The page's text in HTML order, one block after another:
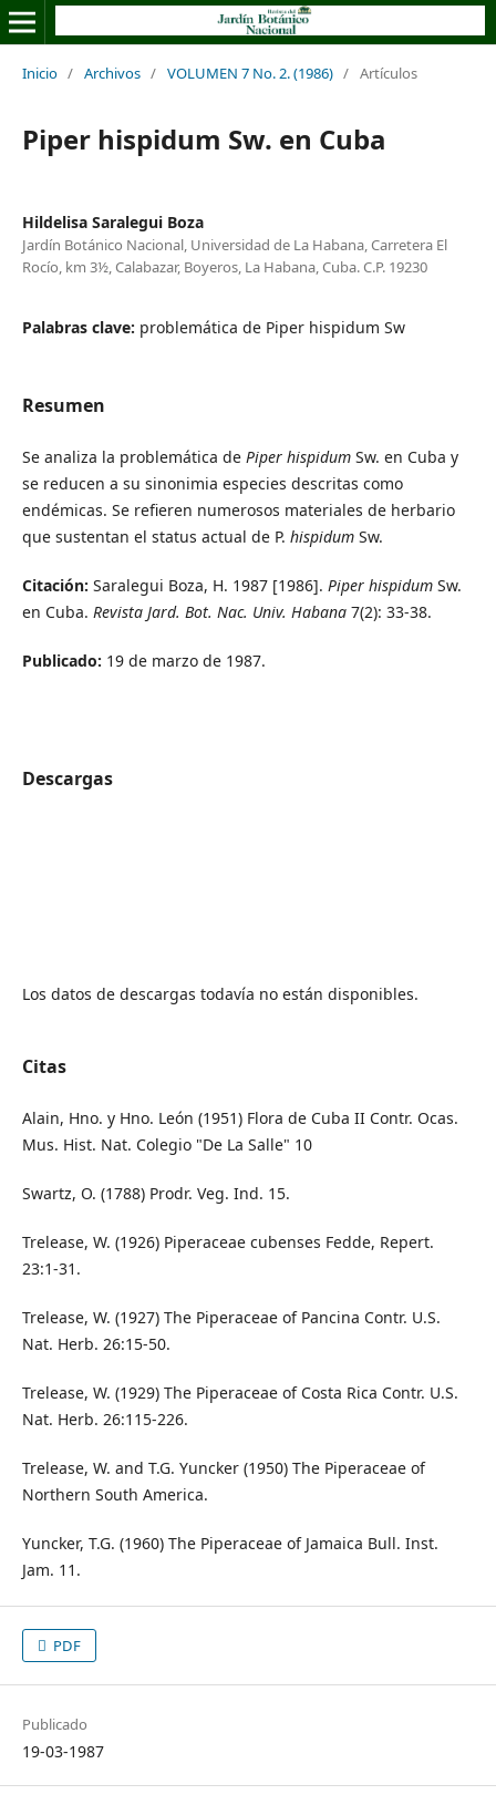
Inicio / Archivos / VOLUMEN 7 No. 2. (1986) / Artículos
Piper hispidum Sw. en Cuba
Hildelisa Saralegui Boza
Jardín Botánico Nacional, Universidad de La Habana, Carretera El
Rocío, km 3½, Calabazar, Boyeros, La Habana, Cuba. C.P. 19230
Palabras clave: problemática de Piper hispidum Sw
Resumen
Se analiza la problemática de Piper hispidumSw. en Cuba y
se reducen a su sinonimia especies descritas como
endémicas. Se refieren numerosos materiales de herbario
que sustentan el status actual de P. hispidumSw.
Citación: Saralegui Boza, H. 1987 [1986]. Piper hispidumSw.
en Cuba. Revista Jard. Bot. Nac. Univ. Habana 7(2): 33-38.
Publicado: 19 de marzo de 1987.
Descargas
Los datos de descargas todavía no están disponibles.
Citas
Alain, Hno. y Hno. León (1951) Flora de Cuba II Contr. Ocas.
Mus. Hist. Nat. Colegio "De La Salle" 10
Swartz, O. (1788) Prodr. Veg. Ind. 15.
Trelease, W. (1926) Piperaceae cubenses Fedde, Repert.
23:1-31.
Trelease, W. (1927) The Piperaceae of Pancina Contr. U.S.
Nat. Herb. 26:15-50.
Trelease, W. (1929) The Piperaceae of Costa Rica Contr. U.S.
Nat. Herb. 26:115-226.
Trelease, W. and T.G. Yuncker (1950) The Piperaceae of
Northern South America.
Yuncker, T.G. (1960) The Piperaceae of Jamaica Bull. Inst.
Jam. 11.
PDF
Publicado
19-03-1987